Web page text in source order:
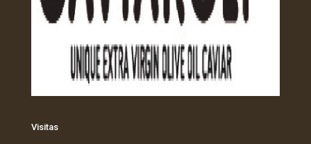
Visitas